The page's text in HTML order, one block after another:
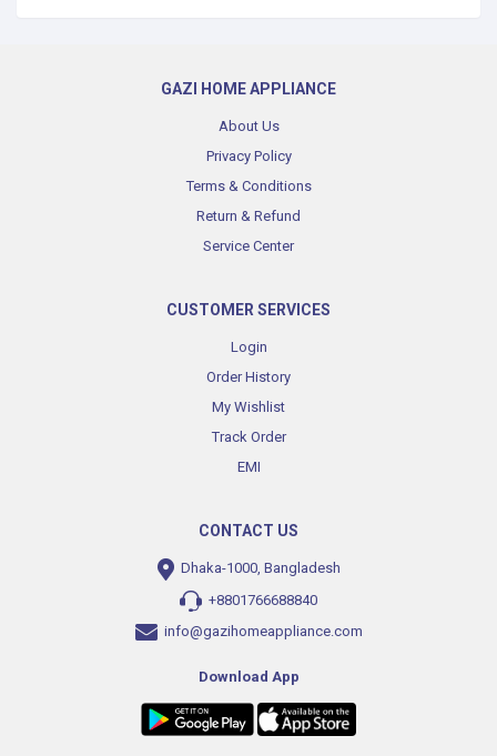
GAZI HOME APPLIANCE
About Us
Privacy Policy
Terms & Conditions
Return & Refund
Service Center
CUSTOMER SERVICES
Login
Order History
My Wishlist
Track Order
EMI
CONTACT US
Dhaka-1000, Bangladesh
+8801766688840
info@gazihomeappliance.com
Download App